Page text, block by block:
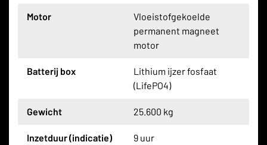
Motor
Vloeistofgekoelde
permanent magneet
motor
Batterij box
Lithium ijzer fosfaat
(LifePO4)
Gewicht 25.600 kg
Inzetduur (indicatie) 9 uur